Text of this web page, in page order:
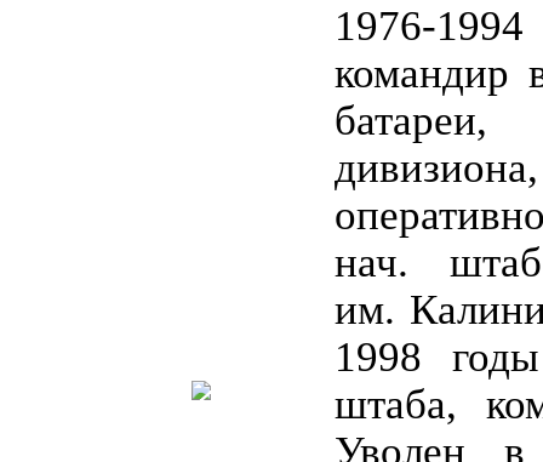
1976-
командир
нач.
им.
1998
штаба,
Уволен